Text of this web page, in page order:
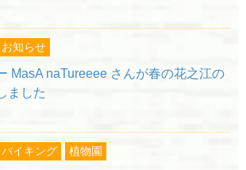
お知らせ
MasA naTureeee さんが春の花之江の
ました
バイキング 植物園